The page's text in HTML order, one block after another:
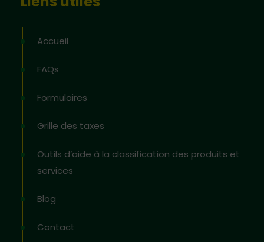
Accueil
FAQs
Formulaires
Grille des taxes
Outils d’aide à la classification des produits et
services
Blog
Contact